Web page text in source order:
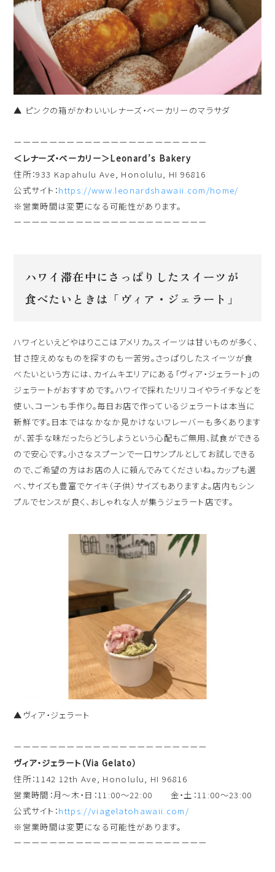
▲ ピンクの箱がかわいいレナーズ・ベーカリーのマラサダ
ーーーーーーーーーーーーーーーーーーーーーー
＜レナーズ・ベーカリー＞Leonard’s Bakery
住所：933 Kapahulu Ave, Honolulu, HI 96816
公式サイト：https://www.leonardshawaii.com/home/
※営業時間は変更になる可能性があります。
ーーーーーーーーーーーーーーーーーーーーーー
ハワイ滞在中にさっぱりしたスイーツが
食べたいときは「ヴィア・ジェラート」
ハワイといえどやはりここはアメリカ。スイーツは甘いものが多く、
甘さ控えめなものを探すのも一苦労。さっぱりしたスイーツが食
べたいという方には、カイムキエリアにある「ヴィア・ジェラート」の
ジェラートがおすすめです。ハワイで採れたリリコイやライチなどを
使い、コーンも手作り。毎日お店で作っているジェラートは本当に
新鮮です。日本ではなかなか見かけないフレーバーも多くあります
が、苦手な味だったらどうしようという心配もご無用、試食ができる
ので安心です。小さなスプーンで一口サンプルとしてお試しできる
ので、ご希望の方はお店の人に頼んでみてくださいね。カップも選
べ、サイズも豊富でケイキ（子供）サイズもありますよ。店内もシン
プルでセンスが良く、おしゃれな人が集うジェラート店です。
▲ヴィア・ジェラート
ーーーーーーーーーーーーーーーーーーーーーー
ヴィア・ジェラート（Via Gelato）
住所：1142 12th Ave, Honolulu, HI 96816
営業時間：月～木・日：11:00～22:00 金・土：11:00～23:00
公式サイト：https://viagelatohawaii.com/
※営業時間は変更になる可能性があります。
ーーーーーーーーーーーーーーーーーーーーーー